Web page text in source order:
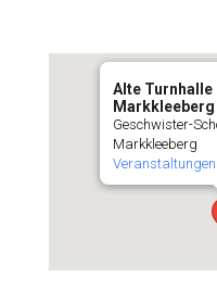
Alte Turnhalle
Markkleeberg
Geschwister-
Markkleeberg